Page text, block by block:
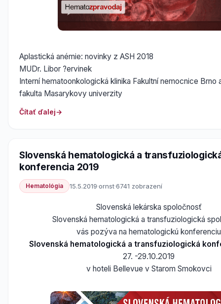
Aplastická anémie: novinky z ASH 2018
MUDr. Libor ?ervinek
Interní hematoonkologická klinika Fakultní nemocnice Brno
fakulta Masarykovy univerzity
Čítať ďalej
Slovenská hematologická a
konferencia 2019
Hematológia 15.5.2019·ornst·6741 zobrazení
Slovenská lekárska spoločnosť
Slovenská hematologická a transfuziologická
vás pozýva na hematologickú konferenciu
Slovenská hematologická a transfuziologická
27. -29.10.2019
v hoteli Bellevue v Starom Smokovci